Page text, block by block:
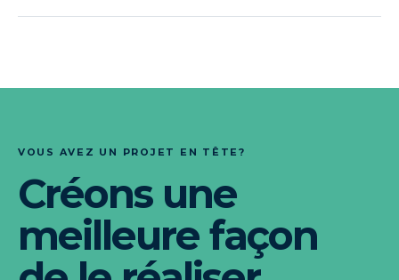
VOUS AVEZ UN PROJET EN TÊTE?
Créons une
meilleure façon